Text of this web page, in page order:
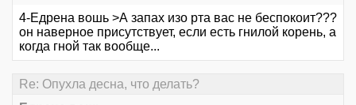
4-Едрена вошь >А запах изо рта вас не беспокоит???
он наверное присутствует, если есть гнилой корень, а
когда гной так вообще...
Re: Опухла десна, что делать?